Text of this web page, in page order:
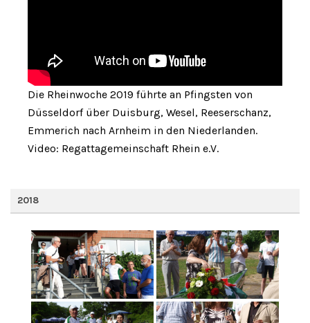
Die Rheinwoche 2019 führte an Pfingsten von
Düsseldorf über Duisburg, Wesel, Reeserschanz,
Emmerich nach Arnheim in den Niederlanden.
Video: Regattagemeinschaft Rhein e.V.
2018